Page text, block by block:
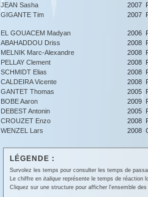
JEAN Sasha 2007
GIGANTE Tim 2007
EL GOUACEM Madyan 2006
ABAHADDOU Driss 2008
MELNIK Marc-Alexandre 2008
PELLAY Clement 2008
SCHMIDT Elias 2008
CALDEIRA Vicente 2008
GANTET Thomas 2005
BOBE Aaron 2009
DEBEST Antonin 2005
CROUZET Enzo 2008
WENZEL Lars 2008
LÉGENDE :
Survolez les temps pour consulter les temps de
Le chiffre en italiquereprésente le temps de réaction
Cliquez sur une structure pour afficher l'ensemble